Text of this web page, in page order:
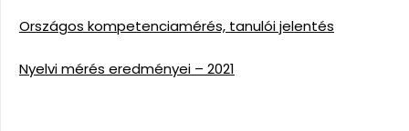
Országos kompetenciamérés, tanulói jelentés
Nyelvi mérés eredményei – 2021